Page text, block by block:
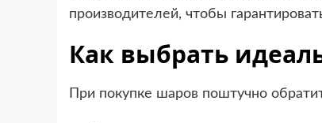
производителей, чтобы
Как выбрать
При покупке шаров поштучно